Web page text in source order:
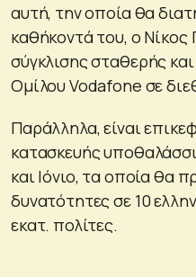
αυτή, την οποία θα
καθήκοντά του, ο
σύγκλισης σταθερής
Ομίλου Vodafone σε
Παράλληλα, είναι
κατασκευής
και Ιόνιο, τα οποία θα
δυνατότητες σε 10
εκατ. πολίτες.